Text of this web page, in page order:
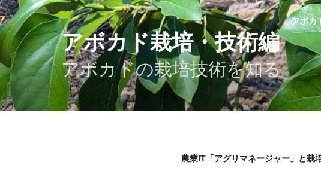
コ
ン
テ
ン
ツ
へ
ス
キ
アボカド栽培・技術編
アボカドの栽培技術を知る
アボカ
農業IT「アグリマネージャー」と栽